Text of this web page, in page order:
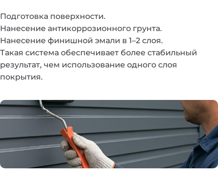
Подготовка поверхности.
Нанесение антикоррозионного грунта.
Нанесение финишной эмали в 1–2 слоя.
Такая система обеспечивает более стабильный
результат, чем использование одного слоя
покрытия.